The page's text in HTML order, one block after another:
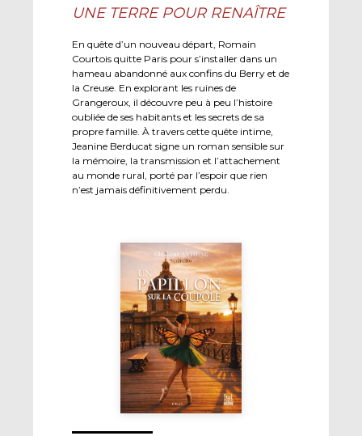
UNE TERRE POUR RENAÎTRE
En quête d’un nouveau départ, Romain
Courtois quitte Paris pour s’installer dans un
hameau abandonné aux confins du Berry et de
la Creuse. En explorant les ruines de
Grangeroux, il découvre peu à peu l’histoire
oubliée de ses habitants et les secrets de sa
propre famille. À travers cette quête intime,
Jeanine Berducat signe un roman sensible sur
la mémoire, la transmission et l’attachement
au monde rural, porté par l’espoir que rien
n’est jamais définitivement perdu.